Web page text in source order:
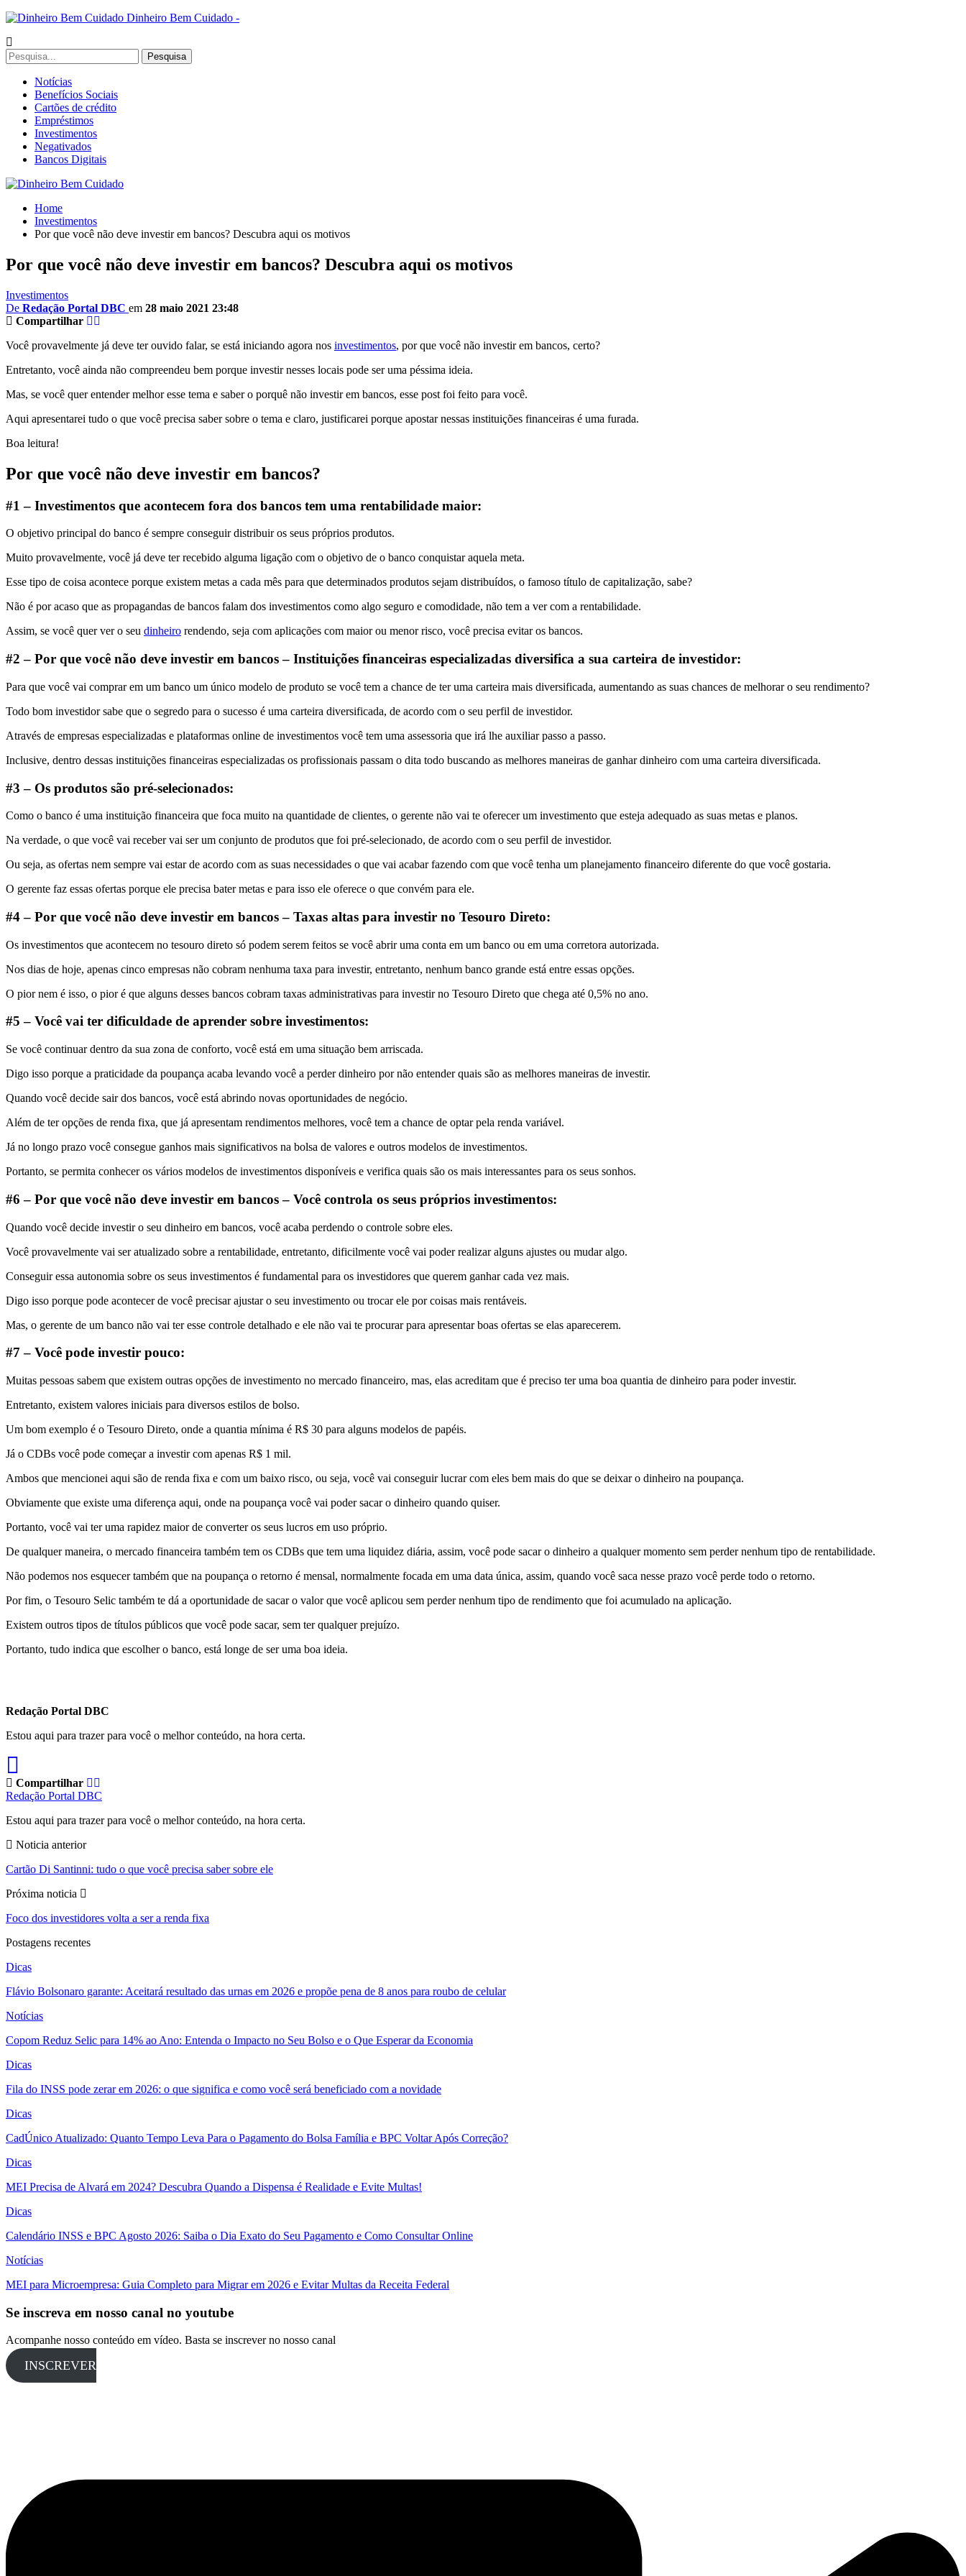
Dinheiro Bem Cuidado -
Notícias
Benefícios Sociais
Cartões de crédito
Empréstimos
Investimentos
Negativados
Bancos Digitais
Home
Investimentos
Por que você não deve investir em bancos? Descubra aqui os motivos
Por que você não deve investir em bancos? Descubra aqui os motivos
Investimentos
De Redação Portal DBC em 28 maio 2021 23:48
Compartilhar
Você provavelmente já deve ter ouvido falar, se está iniciando agora nos investimentos, por que você não investir em bancos, certo?
Entretanto, você ainda não compreendeu bem porque investir nesses locais pode ser uma péssima ideia.
Mas, se você quer entender melhor esse tema e saber o porquê não investir em bancos, esse post foi feito para você.
Aqui apresentarei tudo o que você precisa saber sobre o tema e claro, justificarei porque apostar nessas instituições financeiras é uma furada.
Boa leitura!
Por que você não deve investir em bancos?
#1 – Investimentos que acontecem fora dos bancos tem uma rentabilidade maior:
O objetivo principal do banco é sempre conseguir distribuir os seus próprios produtos.
Muito provavelmente, você já deve ter recebido alguma ligação com o objetivo de o banco conquistar aquela meta.
Esse tipo de coisa acontece porque existem metas a cada mês para que determinados produtos sejam distribuídos, o famoso título de capitalização, sabe?
Não é por acaso que as propagandas de bancos falam dos investimentos como algo seguro e comodidade, não tem a ver com a rentabilidade.
Assim, se você quer ver o seu dinheiro rendendo, seja com aplicações com maior ou menor risco, você precisa evitar os bancos.
#2 – Por que você não deve investir em bancos – Instituições financeiras especializadas diversifica a sua carteira de investidor:
Para que você vai comprar em um banco um único modelo de produto se você tem a chance de ter uma carteira mais diversificada, aumentando as suas chances de melhorar o seu rendimento?
Todo bom investidor sabe que o segredo para o sucesso é uma carteira diversificada, de acordo com o seu perfil de investidor.
Através de empresas especializadas e plataformas online de investimentos você tem uma assessoria que irá lhe auxiliar passo a passo.
Inclusive, dentro dessas instituições financeiras especializadas os profissionais passam o dita todo buscando as melhores maneiras de ganhar dinheiro com uma carteira diversificada.
#3 – Os produtos são pré-selecionados:
Como o banco é uma instituição financeira que foca muito na quantidade de clientes, o gerente não vai te oferecer um investimento que esteja adequado as suas metas e planos.
Na verdade, o que você vai receber vai ser um conjunto de produtos que foi pré-selecionado, de acordo com o seu perfil de investidor.
Ou seja, as ofertas nem sempre vai estar de acordo com as suas necessidades o que vai acabar fazendo com que você tenha um planejamento financeiro diferente do que você gostaria.
O gerente faz essas ofertas porque ele precisa bater metas e para isso ele oferece o que convém para ele.
#4 – Por que você não deve investir em bancos – Taxas altas para investir no Tesouro Direto:
Os investimentos que acontecem no tesouro direto só podem serem feitos se você abrir uma conta em um banco ou em uma corretora autorizada.
Nos dias de hoje, apenas cinco empresas não cobram nenhuma taxa para investir, entretanto, nenhum banco grande está entre essas opções.
O pior nem é isso, o pior é que alguns desses bancos cobram taxas administrativas para investir no Tesouro Direto que chega até 0,5% no ano.
#5 – Você vai ter dificuldade de aprender sobre investimentos:
Se você continuar dentro da sua zona de conforto, você está em uma situação bem arriscada.
Digo isso porque a praticidade da poupança acaba levando você a perder dinheiro por não entender quais são as melhores maneiras de investir.
Quando você decide sair dos bancos, você está abrindo novas oportunidades de negócio.
Além de ter opções de renda fixa, que já apresentam rendimentos melhores, você tem a chance de optar pela renda variável.
Já no longo prazo você consegue ganhos mais significativos na bolsa de valores e outros modelos de investimentos.
Portanto, se permita conhecer os vários modelos de investimentos disponíveis e verifica quais são os mais interessantes para os seus sonhos.
#6 – Por que você não deve investir em bancos – Você controla os seus próprios investimentos:
Quando você decide investir o seu dinheiro em bancos, você acaba perdendo o controle sobre eles.
Você provavelmente vai ser atualizado sobre a rentabilidade, entretanto, dificilmente você vai poder realizar alguns ajustes ou mudar algo.
Conseguir essa autonomia sobre os seus investimentos é fundamental para os investidores que querem ganhar cada vez mais.
Digo isso porque pode acontecer de você precisar ajustar o seu investimento ou trocar ele por coisas mais rentáveis.
Mas, o gerente de um banco não vai ter esse controle detalhado e ele não vai te procurar para apresentar boas ofertas se elas aparecerem.
#7 – Você pode investir pouco:
Muitas pessoas sabem que existem outras opções de investimento no mercado financeiro, mas, elas acreditam que é preciso ter uma boa quantia de dinheiro para poder investir.
Entretanto, existem valores iniciais para diversos estilos de bolso.
Um bom exemplo é o Tesouro Direto, onde a quantia mínima é R$ 30 para alguns modelos de papéis.
Já o CDBs você pode começar a investir com apenas R$ 1 mil.
Ambos que mencionei aqui são de renda fixa e com um baixo risco, ou seja, você vai conseguir lucrar com eles bem mais do que se deixar o dinheiro na poupança.
Obviamente que existe uma diferença aqui, onde na poupança você vai poder sacar o dinheiro quando quiser.
Portanto, você vai ter uma rapidez maior de converter os seus lucros em uso próprio.
De qualquer maneira, o mercado financeira também tem os CDBs que tem uma liquidez diária, assim, você pode sacar o dinheiro a qualquer momento sem perder nenhum tipo de rentabilidade.
Não podemos nos esquecer também que na poupança o retorno é mensal, normalmente focada em uma data única, assim, quando você saca nesse prazo você perde todo o retorno.
Por fim, o Tesouro Selic também te dá a oportunidade de sacar o valor que você aplicou sem perder nenhum tipo de rendimento que foi acumulado na aplicação.
Existem outros tipos de títulos públicos que você pode sacar, sem ter qualquer prejuízo.
Portanto, tudo indica que escolher o banco, está longe de ser uma boa ideia.
Redação Portal DBC
Estou aqui para trazer para você o melhor conteúdo, na hora certa.
Compartilhar
Redação Portal DBC
Estou aqui para trazer para você o melhor conteúdo, na hora certa.
Noticia anterior
Cartão Di Santinni: tudo o que você precisa saber sobre ele
Próxima noticia
Foco dos investidores volta a ser a renda fixa
Postagens recentes
Dicas
Flávio Bolsonaro garante: Aceitará resultado das urnas em 2026 e propõe pena de 8 anos para roubo de celular
Notícias
Copom Reduz Selic para 14% ao Ano: Entenda o Impacto no Seu Bolso e o Que Esperar da Economia
Dicas
Fila do INSS pode zerar em 2026: o que significa e como você será beneficiado com a novidade
Dicas
CadÚnico Atualizado: Quanto Tempo Leva Para o Pagamento do Bolsa Família e BPC Voltar Após Correção?
Dicas
MEI Precisa de Alvará em 2024? Descubra Quando a Dispensa é Realidade e Evite Multas!
Dicas
Calendário INSS e BPC Agosto 2026: Saiba o Dia Exato do Seu Pagamento e Como Consultar Online
Notícias
MEI para Microempresa: Guia Completo para Migrar em 2026 e Evitar Multas da Receita Federal
Se inscreva em nosso canal no youtube
Acompanhe nosso conteúdo em vídeo. Basta se inscrever no nosso canal
INSCREVER